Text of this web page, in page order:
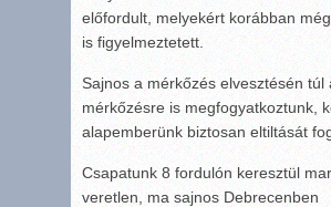
előfordult, melyekért korábban
is figyelmeztetett.
Sajnos a mérkőzés elvesztésén túl
mérkőzésre is megfogyatkoztunk,
alapemberünk biztosan eltiltását
Csapatunk 8 fordulón keresztül
veretlen, ma sajnos Debrecenben